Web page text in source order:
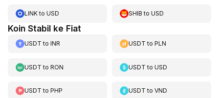
LINKto USD SHIB toUSD
Koin Stabil ke Fiat
USDT to INR USDT toPLN
USDT to RON USDT toUSD
USDT to PHP USDT toVND